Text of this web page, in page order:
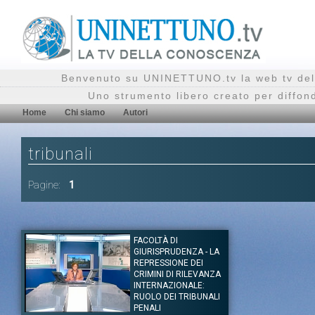
Benvenuto su UNINETTUNO.tv la web tv
Uno strumento libero creato per
Home Chi siamo Autori
tribunali
Pagine: 1
FACOLTÀ DI
GIURISPRUDENZA - LA
REPRESSIONE DEI
CRIMINI DI RILEVANZA
INTERNAZIONALE:
RUOLO DEI TRIBUNALI
PENALI